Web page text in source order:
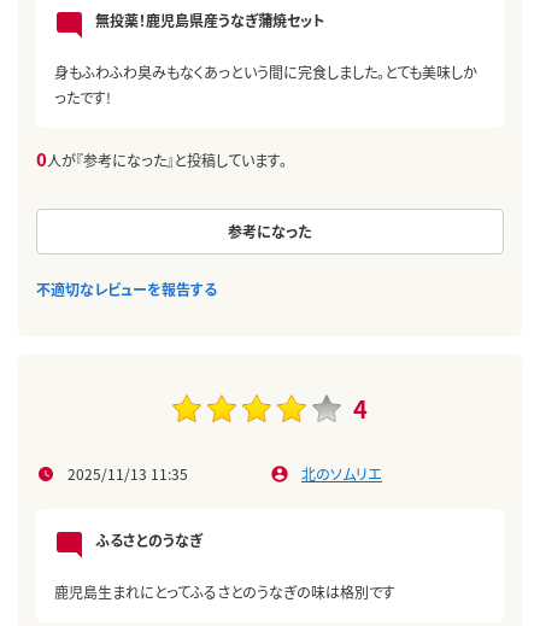
無投薬！鹿児島県産うなぎ蒲焼セット
身もふわふわ臭みもなくあっという間に完食しました。とても美味しか
ったです!
0人が『参考になった』と投稿しています。
参考になった
不適切なレビューを報告する
4
2025/11/13 11:35 北のソムリエ
ふるさとのうなぎ
鹿児島生まれにとってふるさとのうなぎの味は格別です